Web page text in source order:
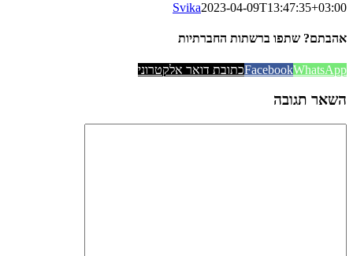
Svika2023-04-09T13:47:35+03:00
אהבתם? שתפו ברשתות החברתיות
FacebookWhatsApp כתובת דואר אלקטרוני
השאר תגובה